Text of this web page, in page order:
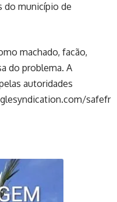
do município de
machado, facão,
do problema. A
autoridades
safefr